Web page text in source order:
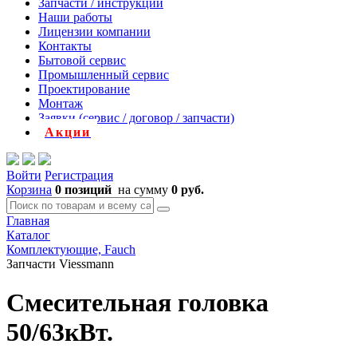
Запчасти / инструкции
Наши работы
Лицензии компании
Контакты
Бытовой сервис
Промышленный сервис
Проектирование
Монтаж
Заявки (сервис / договор / запчасти)
Акции
Войти Регистрация
Корзина 0 позиций на сумму 0 руб.
Главная
Каталог
Комплектующие, Fauch
Запчасти Viessmann
Смесительная головка
50/63кВт.